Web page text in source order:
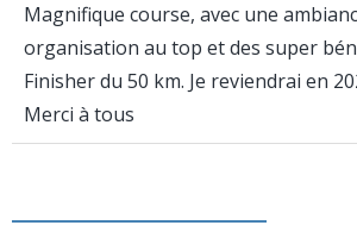
Magnifique course, avec une
organisation au top et des super
Finisher du 50 km. Je reviendrai en
Merci à tous